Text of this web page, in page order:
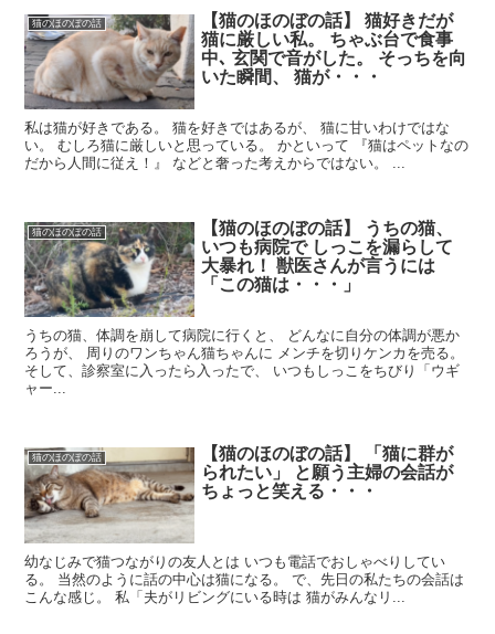
猫のほのぼの話
【猫のほのぼの話】 猫好きだが
猫に厳しい私。 ちゃぶ台で食事
中､ 玄関で音がした。 そっちを向
いた瞬間、 猫が・・・
私は猫が好きである。 猫を好きではあるが、 猫に甘いわけではな
い。 むしろ猫に厳しいと思っている。 かといって 『猫はペットなの
だから人間に従え！』 などと奢った考えからではない。 ...
猫のほのぼの話
【猫のほのぼの話】 うちの猫、
いつも病院で しっこを漏らして
大暴れ！ 獣医さんが言うには
「この猫は・・・」
うちの猫、体調を崩して病院に行くと、 どんなに自分の体調が悪か
ろうが、 周りのワンちゃん猫ちゃんに メンチを切りケンカを売る。
そして、診察室に入ったら入ったで、 いつもしっこをちびり「ウギ
ャー...
猫のほのぼの話
【猫のほのぼの話】 「猫に群が
られたい」 と願う主婦の会話が
ちょっと笑える・・・
幼なじみで猫つながりの友人とは いつも電話でおしゃべりしてい
る。 当然のように話の中心は猫になる。 で、先日の私たちの会話は
こんな感じ。 私「夫がリビングにいる時は 猫がみんなリ...